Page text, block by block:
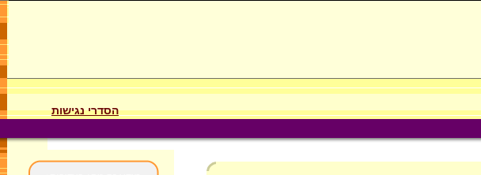
הסדרי נגישות